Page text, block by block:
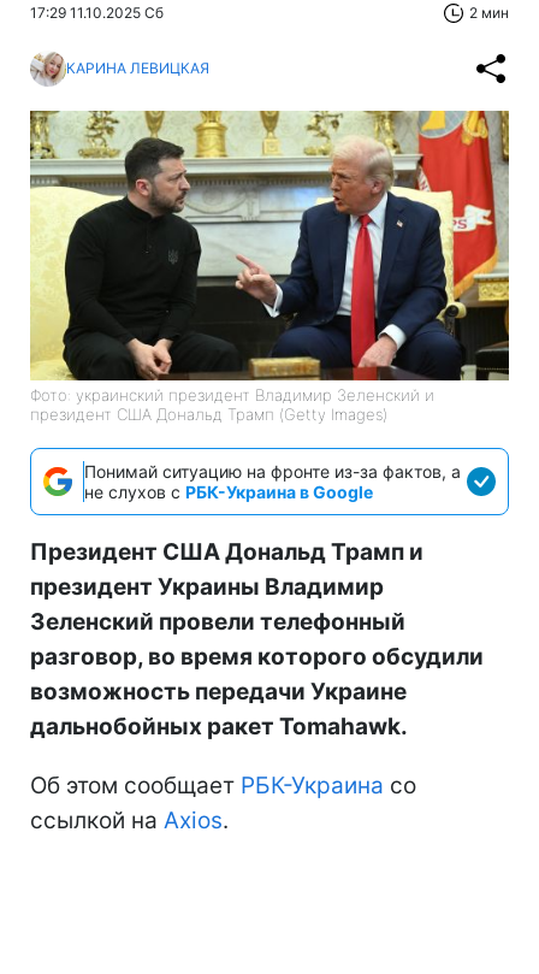
17:29 11.10.2025 Сб 2 мин
КАРИНА ЛЕВИЦКАЯ
Фото: украинский президент Владимир Зеленский и
президент США Дональд Трамп (Getty Images)
Понимай ситуацию на фронте из-за фактов, а
не слухов с РБК-Украина в Google
Президент США Дональд Трамп и
президент Украины Владимир
Зеленский провели телефонный
разговор, во время которого обсудили
возможность передачи Украине
дальнобойных ракет Tomahawk.
Об этом сообщает РБК-Украина со
ссылкой на Axios.